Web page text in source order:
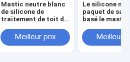
Mastic neutre blanc
de silicone de
traitement de toit de
la bonne résistance à
l'eau
Meilleur prix
Le silicone
paquet de
basé le
minutesMeilleur